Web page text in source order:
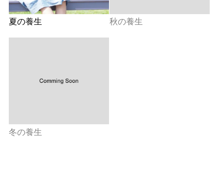
夏の養生 秋の養生
冬の養生